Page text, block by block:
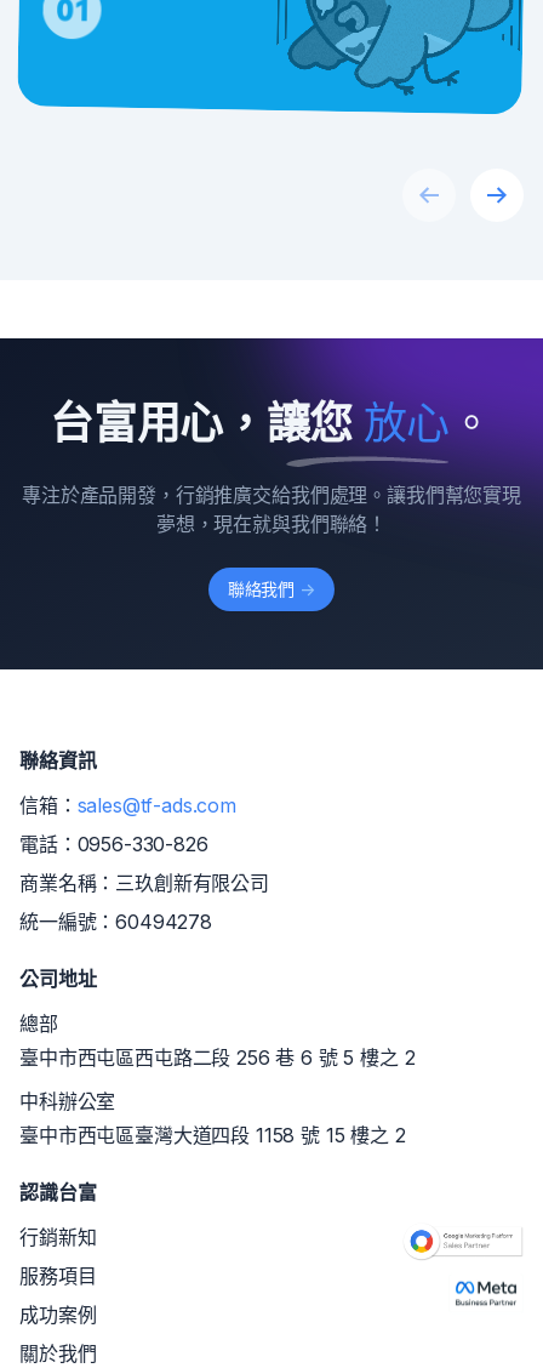
PreviousNext
台富用心，讓您放心。
專注於產品開發，行銷推廣交給我們處理。讓我們幫您實現
夢想，現在就與我們聯絡！
聯絡我們 ->
聯絡資訊
信箱： sales@tf-ads.com
電話： 0956-330-826
商業名稱：三玖創新有限公司
統一編號：60494278
公司地址
總部
臺中市西屯區西屯路二段 256 巷 6 號 5 樓之 2
中科辦公室
臺中市西屯區臺灣大道四段 1158 號 15 樓之 2
認識台富
行銷新知
服務項目
成功案例
關於我們